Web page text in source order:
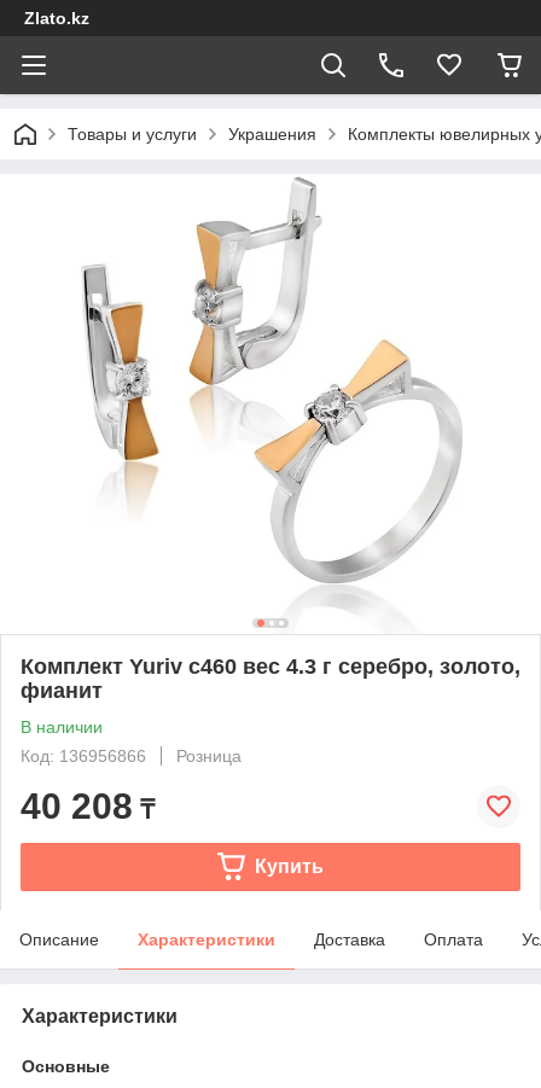
Zlato.kz
Товары и услуги Украшения Комплекты ювелирных
Комплект Yuriv с460 вес 4.3 г серебро, золото,
фианит
В наличии
Код: 136956866
Розница
40 208 ₸
Купить
Описание Характеристики Доставка Оплата
Характеристики
Основные